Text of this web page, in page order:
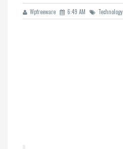
Wpfreeware 6:49 AM Technology